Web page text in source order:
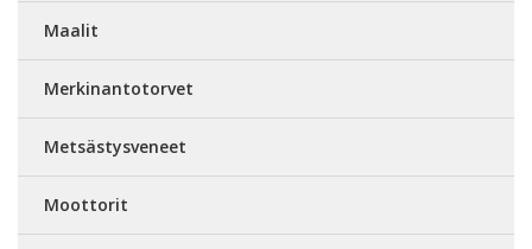
Maalit
Merkinantotorvet
Metsästysveneet
Moottorit